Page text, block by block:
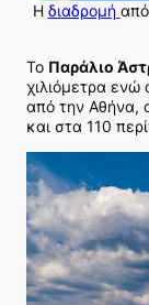
Η διαδρομή
Το Παράλιο
χιλιόμετρα ενώ
από την Αθήνα,
και στα 110